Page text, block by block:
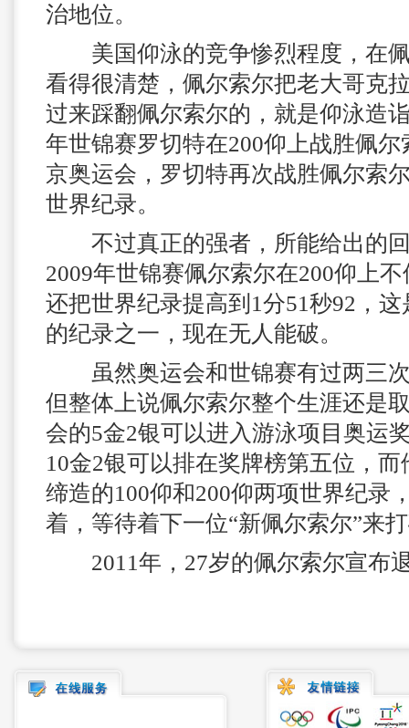
治地位。
美国仰泳的竞争惨烈程度，在佩
看得很清楚，佩尔索尔把老大哥克
过来踩翻佩尔索尔的，就是仰泳造
年世锦赛罗切特在200仰上战胜佩
京奥运会，罗切特再次战胜佩尔索
世界纪录。
不过真正的强者，所能给出的回
2009年世锦赛佩尔索尔在200仰上
还把世界纪录提高到1分51秒92，
的纪录之一，现在无人能破。
虽然奥运会和世锦赛有过两三次
但整体上说佩尔索尔整个生涯还是
会的5金2银可以进入游泳项目奥运
10金2银可以排在奖牌榜第五位，
缔造的100仰和200仰两项世界纪录
着，等待着下一位“新佩尔索尔”来
2011年，27岁的佩尔索尔宣布